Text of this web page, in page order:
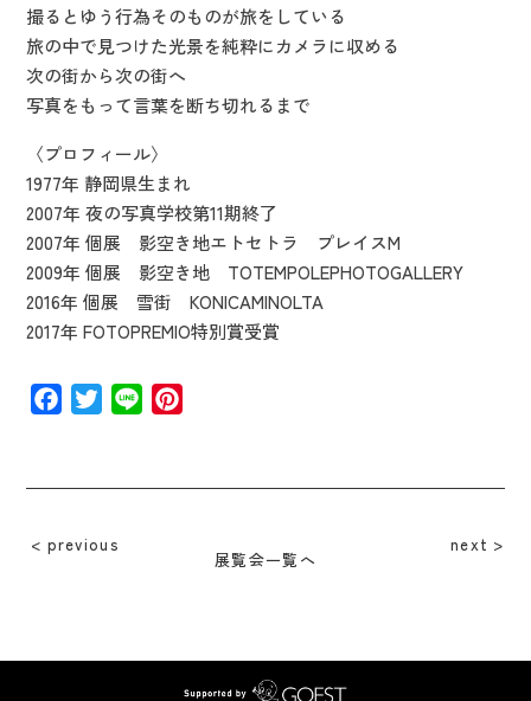
撮るとゆう行為そのものが旅をしている
旅の中で見つけた光景を純粋にカメラに収める
次の街から次の街へ
写真をもって言葉を断ち切れるまで
〈プロフィール〉
1977年 静岡県生まれ
2007年 夜の写真学校第11期終了
2007年 個展 影空き地エトセトラ プレイスM
2009年 個展 影空き地 TOTEMPOLEPHOTOGALLERY
2016年 個展 雪街 KONICAMINOLTA
2017年 FOTOPREMIO特別賞受賞
Facebook
Twitter
Line
previous next
展覧会一覧へ